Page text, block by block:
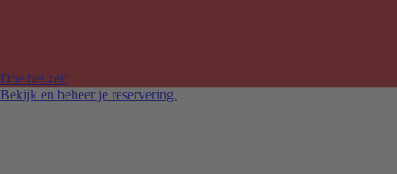
Doe het zelf
Bekijk en beheer je reservering.
Melbourne Tullamarine luchthaven
Perth luchthaven
Sydney luchthaven